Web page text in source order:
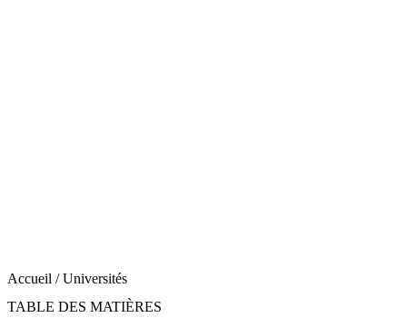
Accueil /Universités
TABLE DES MATIÈRES